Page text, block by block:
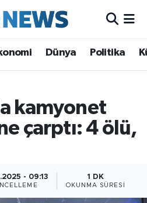
Dünya Politika
kamyonet
çarptı: 4 ölü,
- 09:13 1 DK
OKUNMA SÜRESI